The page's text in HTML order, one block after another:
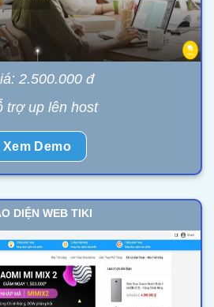
2.500.000 đ
trợ up lên host
Xem Demo
DIỆN WEB TIKI